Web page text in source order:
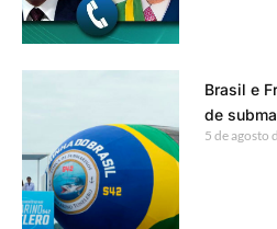
Brasil e
de
5 de agosto